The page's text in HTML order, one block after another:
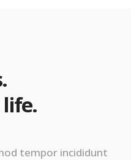
tempor incididunt